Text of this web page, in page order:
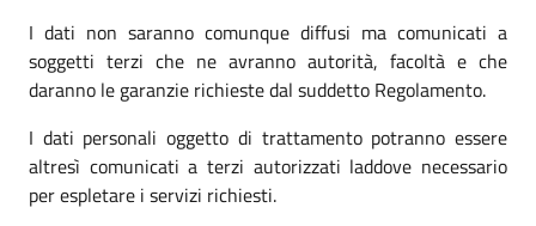
I dati non saranno comunque diffusi ma comunicati a
soggetti terzi che ne avranno autorità, facoltà e che
daranno le garanzie richieste dal suddetto Regolamento.
I dati personali oggetto di trattamento potranno essere
altresì comunicati a terzi autorizzati laddove necessario
per espletare i servizi richiesti.